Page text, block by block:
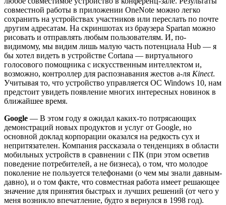
совместной работы в приложении OneNote можно легко
сохранить на устройствах участников или переслать по почте
другим адресатам. На скриншотах из браузера Spartan можно
рисовать и отправлять любым пользователям. И, по-
видимому, мы видим лишь малую часть потенциала Hub — я
бы хотел видеть в устройстве Cortana — виртуального
голосового помощника с искусственным интеллектом и,
возможно, контроллер для распознавания жестов а-ля Kinect.
Учитывая то, что устройство управляется ОС Windows 10, нам
предстоит увидеть появление многих интересных новинок в
ближайшее время.
Google — В этом году я ожидал каких-то потрясающих
демонстраций новых продуктов и услуг от Google, но
основной доклад корпорации оказался на редкость сух и
непритязателен. Компания рассказала о тенденциях в области
мобильных устройств в сравнении с ПК (при этом осветив
поведение потребителей, а не бизнеса), о том, что молодое
поколение не пользуется телефонами (о чем мы знали давным-
давно), и о том факте, что совместная работа имеет решающее
значение для принятия быстрых и лучших решений (от чего у
меня возникло впечатление, будто я вернулся в 1998 год).